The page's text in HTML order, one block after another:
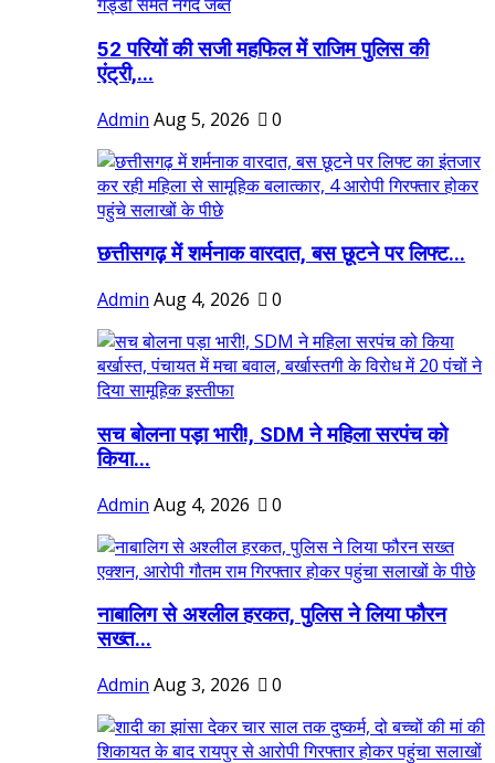
52 परियों की सजी महफिल में राजिम पुलिस की
एंट्री,...
Admin Aug 5, 2026 0
छत्तीसगढ़ में शर्मनाक वारदात, बस छूटने पर लिफ्ट...
Admin Aug 4, 2026 0
सच बोलना पड़ा भारी!, SDM ने महिला सरपंच को
किया...
Admin Aug 4, 2026 0
नाबालिग से अश्लील हरकत, पुलिस ने लिया फौरन
सख्त...
Admin Aug 3, 2026 0